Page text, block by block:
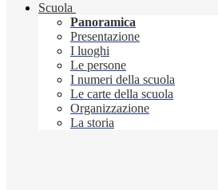
Scuola
Panoramica
Presentazione
I luoghi
Le persone
I numeri della scuola
Le carte della scuola
Organizzazione
La storia